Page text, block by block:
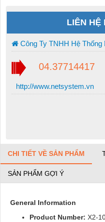
LIÊN HỆ
Công Ty TNHH Hệ Thống
04.37714417
http://www.netsystem.vn
CHI TIẾT VỀ SẢN PHẨM
SẢN PHẨM GỢI Ý
General Information
Product Number: X2-